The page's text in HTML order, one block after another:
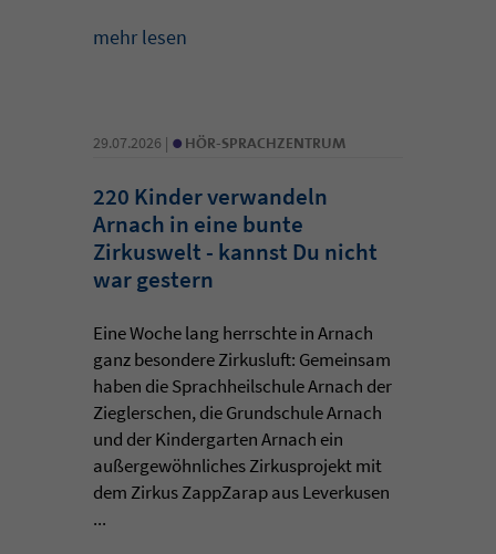
mehr lesen
29.07.2026 | • HÖR-SPRACHZENTRUM
220 Kinder verwandeln
Arnach in eine bunte
Zirkuswelt - kannst Du nicht
war gestern
Eine Woche lang herrschte in Arnach
ganz besondere Zirkusluft: Gemeinsam
haben die Sprachheilschule Arnach der
Zieglerschen, die Grundschule Arnach
und der Kindergarten Arnach ein
außergewöhnliches Zirkusprojekt mit
dem Zirkus ZappZarap aus Leverkusen
...